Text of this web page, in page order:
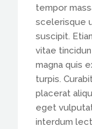
tempor
scelerisque
suscipit.
vitae
magna quis
turpis.
placerat
eget
interdum